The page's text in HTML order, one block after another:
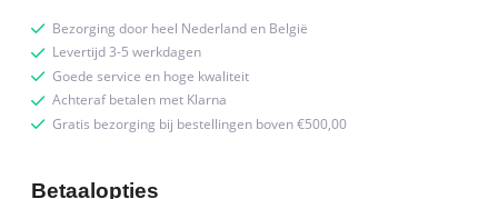
Bezorging door heel Nederland en België
Levertijd 3-5 werkdagen
Goede service en hoge kwaliteit
Achteraf betalen met Klarna
Gratis bezorging bij bestellingen boven €500,00
Betaalopties